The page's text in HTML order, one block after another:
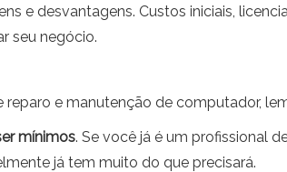
e desvantagens. Custos iniciais,
seu negócio.
e manutenção de computador,
mínimos. Se você já é um profissional
já tem muito do que precisará.